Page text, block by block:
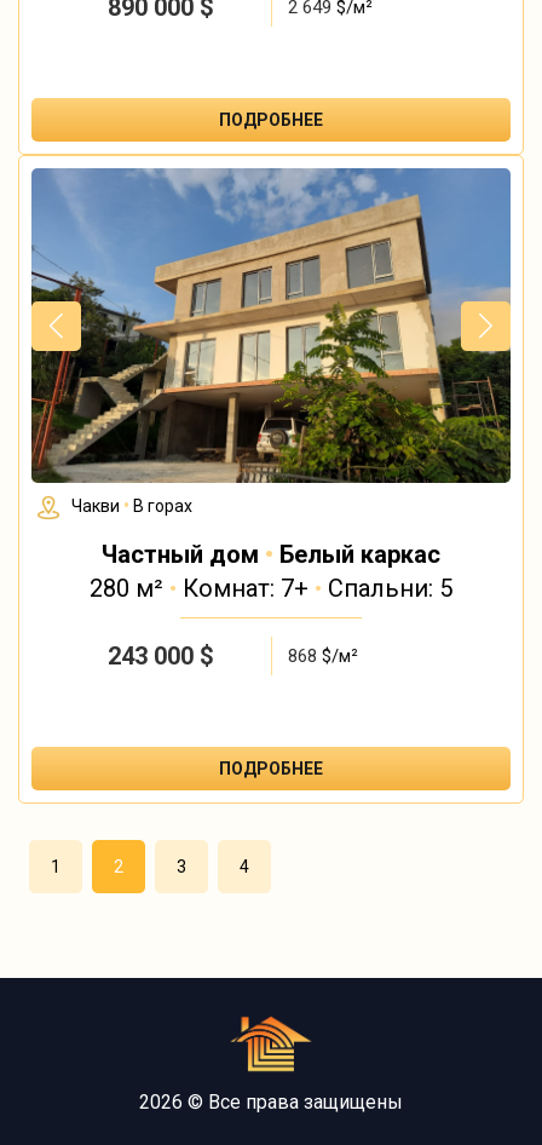
890 000$ 2 649 $/м²
ПОДРОБНЕЕ
Чакви • В горах
Частный дом • Белый каркас
280 м² • Комнат: 7+ • Спальни: 5
243 000$ 868 $/м²
ПОДРОБНЕЕ
1 2 3 4
2026 © Все права защищены